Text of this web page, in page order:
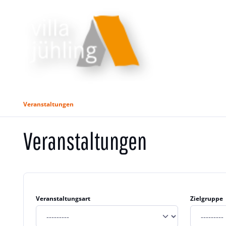
Veranstaltungen
Veranstaltungen
Veranstaltungsart Zielgruppe